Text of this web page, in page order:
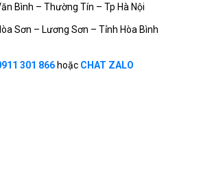
Bình – Thường Tín – Tp Hà Nội
Sơn – Lương Sơn – Tỉnh Hòa Bình
301 866 hoặc CHAT ZALO